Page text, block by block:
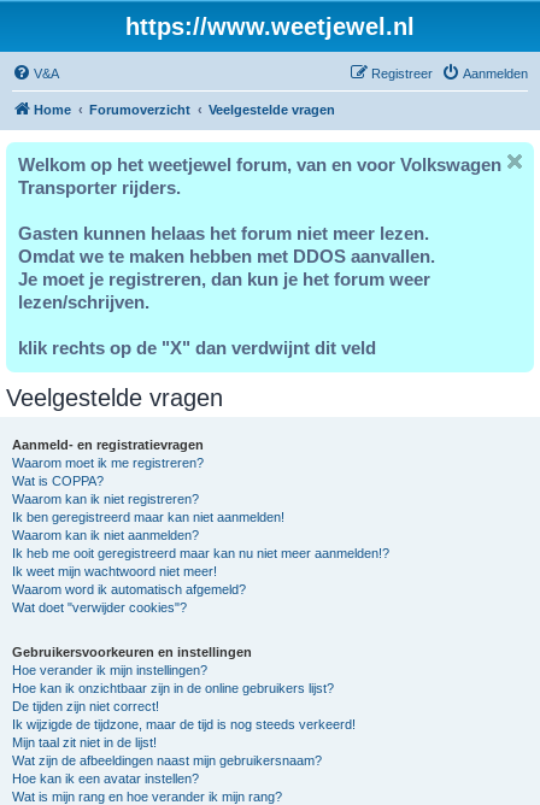
https://www.weetjewel.nl
V&A Aanmelden
Registreer
Home Forumoverzicht Veelgestelde vragen
Welkom op het weetjewel forum, van en voor Volkswagen
Transporter rijders.
Gasten kunnen helaas het forum niet meer lezen.
Omdat we te maken hebben met DDOS aanvallen.
Je moet je registreren, dan kun je het forum weer
lezen/schrijven.
klik rechts op de "X" dan verdwijnt dit veld
Veelgestelde vragen
Aanmeld- en registratievragen
Waarom moet ik me registreren?
Wat is COPPA?
Waarom kan ik niet registreren?
Ik ben geregistreerd maar kan niet aanmelden!
Waarom kan ik niet aanmelden?
Ik heb me ooit geregistreerd maar kan nu niet meer aanmelden!?
Ik weet mijn wachtwoord niet meer!
Waarom word ik automatisch afgemeld?
Wat doet "verwijder cookies"?
Gebruikersvoorkeuren en instellingen
Hoe verander ik mijn instellingen?
Hoe kan ik onzichtbaar zijn in de online gebruikers lijst?
De tijden zijn niet correct!
Ik wijzigde de tijdzone, maar de tijd is nog steeds verkeerd!
Mijn taal zit niet in de lijst!
Wat zijn de afbeeldingen naast mijn gebruikersnaam?
Hoe kan ik een avatar instellen?
Wat is mijn rang en hoe verander ik mijn rang?